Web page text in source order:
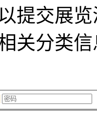
提交展
关分类